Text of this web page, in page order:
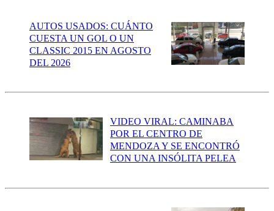
AUTOS USADOS: CUÁNTO
CUESTA UN GOL O UN
CLASSIC 2015 EN AGOSTO
DEL 2026
VIDEO VIRAL: CAMINABA
POR EL CENTRO DE
MENDOZA Y SE ENCONTRÓ
CON UNA INSÓLITA PELEA